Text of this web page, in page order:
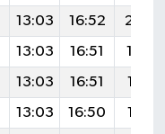
13:03 16:52
13:03 16:51
19:59
13:03 16:51
19:57
13:03 16:50
19:56